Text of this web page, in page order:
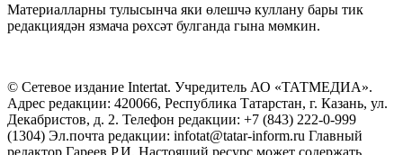
Материалларны тулысынча яки өлешчә куллану бары тик
редакциядән язмача рөхсәт булганда гына мөмкин.
© Сетевое издание Intertat. Учредитель АО «ТАТМЕДИА».
Адрес редакции: 420066, Республика Татарстан, г. Казань, ул.
Декабристов, д. 2. Телефон редакции: +7 (843) 222-0-999
(1304) Эл.почта редакции: infotat@tatar-inform.ru Главный
редактор Гареев Р.И. Настоящий ресурс может содержать